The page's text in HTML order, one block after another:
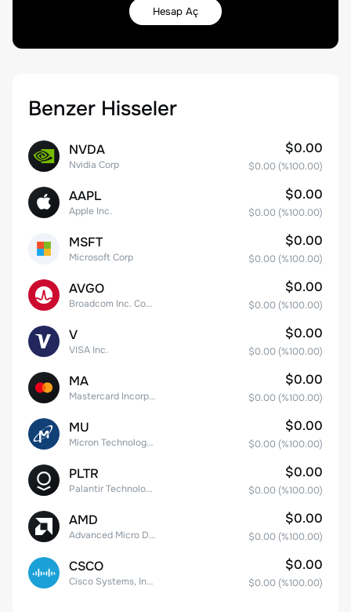
Hesap Aç
Benzer Hisseler
NVDA
Nvidia Corp
$0.00
$0.00 (%100.00)
AAPL
Apple Inc.
$0.00
$0.00 (%100.00)
MSFT
Microsoft Corp
$0.00
$0.00 (%100.00)
AVGO
Broadcom Inc. Common Stock
$0.00
$0.00 (%100.00)
V
VISA Inc.
$0.00
$0.00 (%100.00)
MA
Mastercard Incorporated
$0.00
$0.00 (%100.00)
MU
Micron Technology, Inc.
$0.00
$0.00 (%100.00)
PLTR
Palantir Technologies Inc. Class A Common Stock
$0.00
$0.00 (%100.00)
AMD
Advanced Micro Devices
$0.00
$0.00 (%100.00)
CSCO
Cisco Systems, Inc. Common Stock (DE)
$0.00
$0.00 (%100.00)